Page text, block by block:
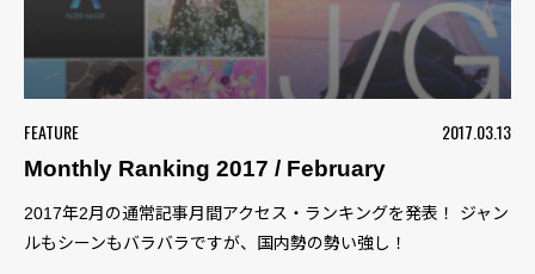
FEATURE
2017.03.13
Monthly Ranking 2017 / February
2017年2月の通常記事月間アクセス・ランキングを発表！ ジャン
ルもシーンもバラバラですが、国内勢の勢い強し！